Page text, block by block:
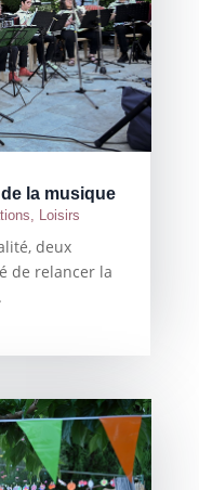
la musique
Loisirs
deux
de relancer la